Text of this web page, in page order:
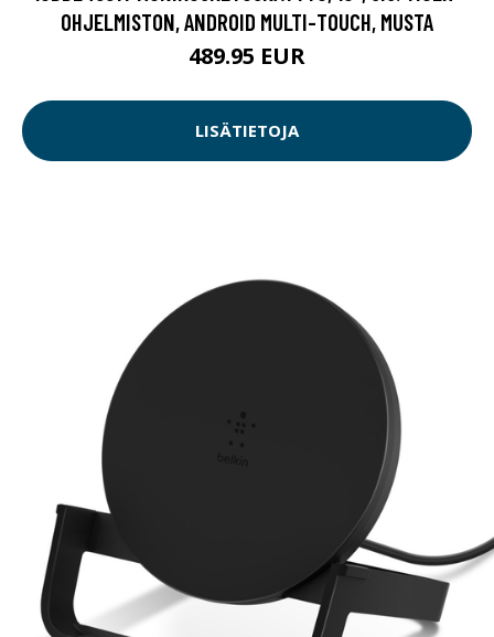
OHJELMISTON, ANDROID MULTI-TOUCH, MUSTA
489.95 EUR
LISÄTIETOJA